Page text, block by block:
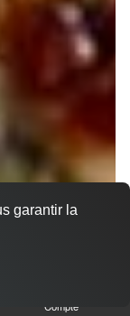
Compte
garantir la